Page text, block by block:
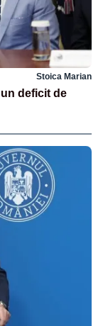
Stoica Marian
deficit de